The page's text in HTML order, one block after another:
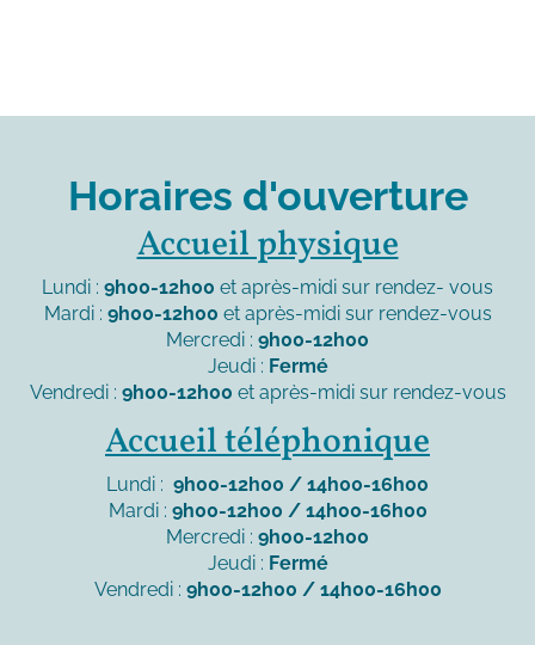
Horaires d'ouverture
Accueil physique
Lundi : 9h00-12h00 et après-midi sur rendez- vous
Mardi : 9h00-12h00 et après-midi sur rendez-vous
Mercredi : 9h00-12h00
Jeudi : Fermé
Vendredi : 9h00-12h00 et après-midi sur rendez-vous
Accueil téléphonique
Lundi : 9h00-12h00 / 14h00-16h00
Mardi : 9h00-12h00 / 14h00-16h00
Mercredi : 9h00-12h00
Jeudi : Fermé
Vendredi : 9h00-12h00 / 14h00-16h00